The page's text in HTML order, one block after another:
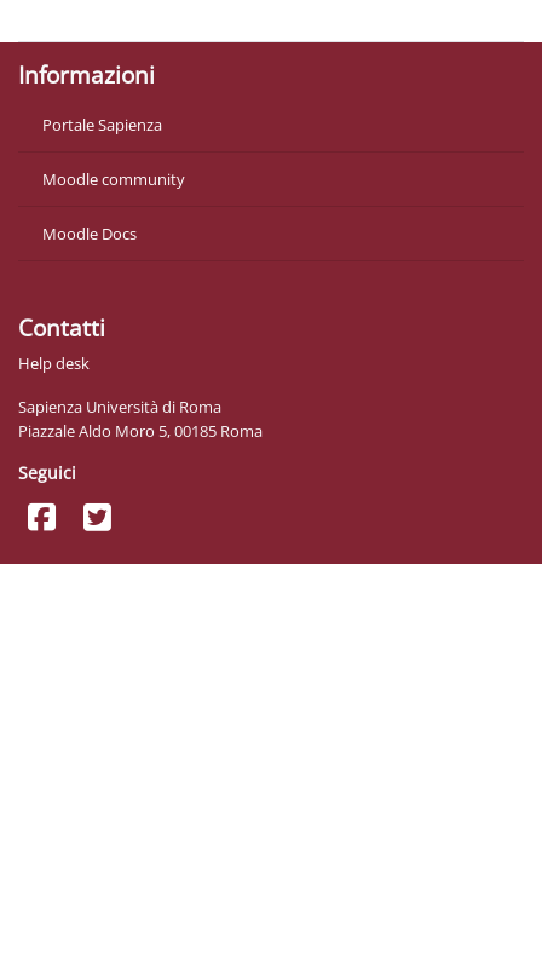
Informazioni
Portale Sapienza
Moodle community
Moodle Docs
Contatti
Help desk
Sapienza Università di Roma
Piazzale Aldo Moro 5, 00185 Roma
Seguici